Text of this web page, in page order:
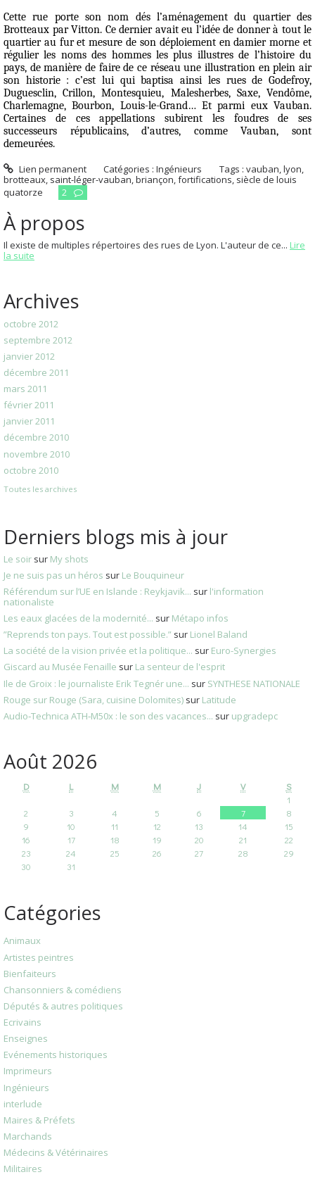
Cette rue porte son nom dés l’aménagement du quartier des
Brotteaux par Vitton. Ce dernier avait eu l’idée de donner à tout le
quartier au fur et mesure de son déploiement en damier morne et
régulier les noms des hommes les plus illustres de l’histoire du
pays, de manière de faire de ce réseau une illustration en plein air
son historie : c’est lui qui baptisa ainsi les rues de Godefroy,
Duguesclin, Crillon, Montesquieu, Malesherbes, Saxe, Vendôme,
Charlemagne, Bourbon, Louis-le-Grand… Et parmi eux Vauban.
Certaines de ces appellations subirent les foudres de ses
successeurs républicains, d’autres, comme Vauban, sont
demeurées.
Lien permanent
Catégories :Ingénieurs Tags :vauban,lyon,
brotteaux, saint-léger-vauban,briançon,fortifications, siècle de louis
quatorze
2
À propos
Il existe de multiples répertoires des rues de Lyon. L'auteur de ce... Lire
la suite
Archives
octobre 2012
septembre 2012
janvier 2012
décembre 2011
mars 2011
février 2011
janvier 2011
décembre 2010
novembre 2010
octobre 2010
Toutes les archives
Derniers blogs mis à jour
Le soir sur My shots
Je ne suis pas un héros sur Le Bouquineur
Référendum sur l’UE en Islande : Reykjavik... sur l'information
nationaliste
Les eaux glacées de la modernité... sur Métapo infos
”Reprends ton pays. Tout est possible.” sur Lionel Baland
La société de la vision privée et la politique... sur Euro-Synergies
Giscard au Musée Fenaille sur La senteur de l'esprit
Ile de Groix : le journaliste Erik Tegnér une... sur SYNTHESE NATIONALE
Rouge sur Rouge (Sara, cuisine Dolomites) sur Latitude
Audio‑Technica ATH‑M50x : le son des vacances... sur upgradepc
Août 2026
D L M M J V
S
1
2
3 4 5 6 7
8
9
10 11 12 13 14
15
16
17 18 19 20 21
22
23
24 25 26 27 28
29
30
31
Catégories
Animaux
Artistes peintres
Bienfaiteurs
Chansonniers & comédiens
Députés & autres politiques
Ecrivains
Enseignes
Evénements historiques
Imprimeurs
Ingénieurs
interlude
Maires & Préfets
Marchands
Médecins & Vétérinaires
Militaires